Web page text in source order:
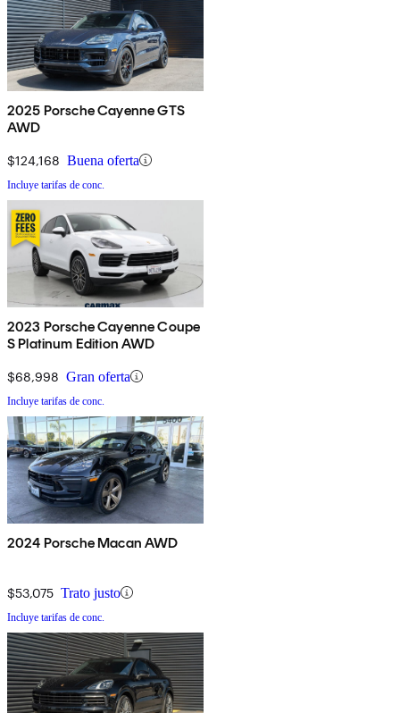
2025 Porsche Cayenne GTS
AWD
$124,168 Buena oferta
Incluye tarifas de conc.
2023 Porsche Cayenne Coupe
S Platinum Edition AWD
$68,998 Gran oferta
Incluye tarifas de conc.
2024 Porsche Macan AWD
$53,075 Trato justo
Incluye tarifas de conc.